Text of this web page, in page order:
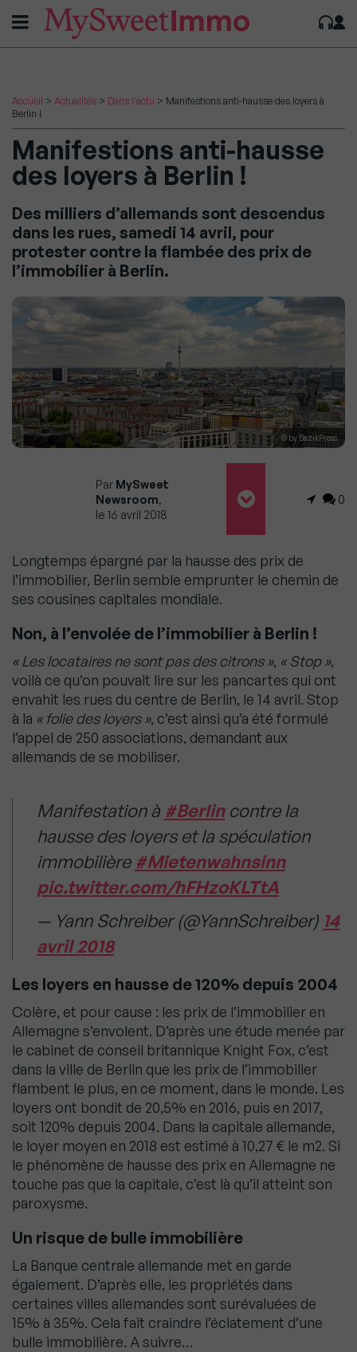
Accueil > Actualités > Dans l'actu > Manifestions anti-hausse des loyers à
Berlin !
Manifestions anti-hausse
des loyers à Berlin !
Des milliers d’allemands sont descendus
dans les rues, samedi 14 avril, pour
protester contre la flambée des prix de
l’immobilier à Berlin.
© by BazikPress
Par MySweet
Newsroom,
le 16 avril 2018
0
Longtemps épargné par la hausse des prix de
l’immobilier, Berlin semble emprunter le chemin de
ses cousines capitales mondiale.
Non, à l’envolée de l’immobilier à Berlin !
« Les locataires ne sont pas des citrons », « Stop »,
voilà ce qu’on pouvait lire sur les pancartes qui ont
envahit les rues du centre de Berlin, le 14 avril. Stop
à la « folie des loyers », c’est ainsi qu’a été formulé
l’appel de 250 associations, demandant aux
allemands de se mobiliser.
Manifestation à #Berlincontre la
hausse des loyers et la spéculation
immobilière #Mietenwahnsinn
pic.twitter.com/hFHzoKLTtA
— Yann Schreiber (@YannSchreiber) 14
avril 2018
Les loyers en hausse de 120% depuis 2004
Colère, et pour cause : les prix de l’immobilier en
Allemagne s’envolent. D’après une étude menée par
le cabinet de conseil britannique Knight Fox, c’est
dans la ville de Berlin que les prix de l’immobilier
flambent le plus, en ce moment, dans le monde. Les
loyers ont bondit de 20,5% en 2016, puis en 2017,
soit 120% depuis 2004. Dans la capitale allemande,
le loyer moyen en 2018 est estimé à 10,27 € le m2. Si
le phénomène de hausse des prix en Allemagne ne
touche pas que la capitale, c’est là qu’il atteint son
paroxysme.
Un risque de bulle immobilière
La Banque centrale allemande met en garde
également. D’après elle, les propriétés dans
certaines villes allemandes sont surévaluées de
15% à 35%. Cela fait craindre l’éclatement d’une
bulle immobilière. A suivre…